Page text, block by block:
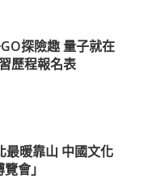
探險趣 量子就在
歷程報名表
最暖靠山 中國文化
會」